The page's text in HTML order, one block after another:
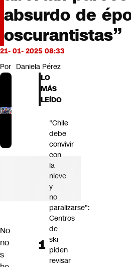
Futuro 360
Opinión
absurdo de
oscurantistas”
21- 01- 2025 08:33
Por Daniela Pérez
No
no
s
LO
MÁS
LEÍDO
"Chile
debe
convivir
con
la
nieve
y
no
paralizarse":
Centros
de
ski
piden
revisar